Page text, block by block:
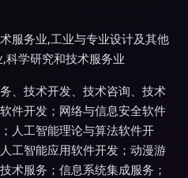
服务业,工业与专业设计及其他
科学研究和技术服务业
、技术开发、技术咨询、技术
件开发；网络与信息安全软件
人工智能理论与算法软件开
工智能应用软件开发；动漫游
术服务；信息系统集成服务；